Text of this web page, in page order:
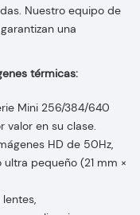
Nuestro equipo de
una
térmicas:
Mini 256/384/640
valor en su clase.
HD de 50Hz,
pequeño (21 mm ×